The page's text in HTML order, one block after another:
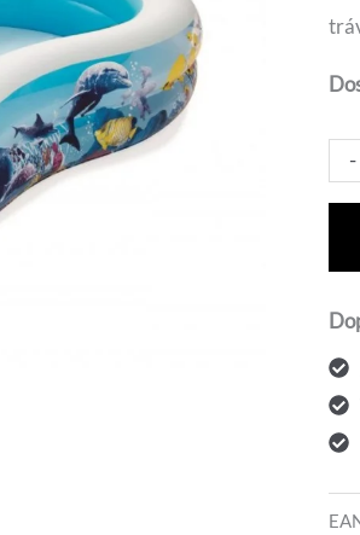
-
x
157
x
46